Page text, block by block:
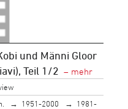
und Männi Gloor
Teil 1/2
1951-2000
1981-